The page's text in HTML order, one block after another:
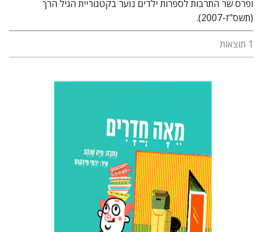
ופרס שר התרבות לספרות ילדים נוער בקטגוריית הגיל הרך
(תשס"ז-2007).
1 תוצאות
חיה שנהב